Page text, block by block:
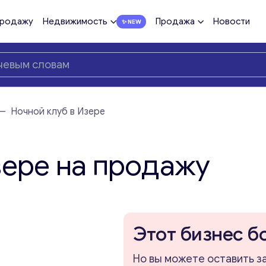
Недвижимость Продажа Новости
Ночной клуб в Изере
на продажу
Этот бизнес
Но вы можете оставить